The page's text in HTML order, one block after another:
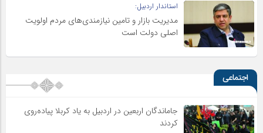
استاندار اردبیل:
مدیریت بازار و تامین نیازمندی‌های مردم اولویت‌
اصلی دولت است
اجتماعی
جاماندگان اربعین در اردبیل به یاد کربلا پیاده‌روی
کردند